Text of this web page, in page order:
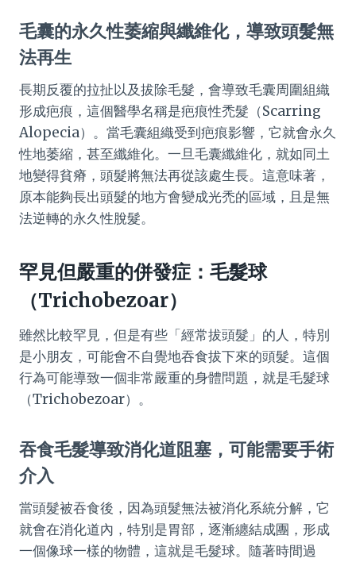
毛囊的永久性萎縮與纖維化，導致頭髮無
法再生
長期反覆的拉扯以及拔除毛髮，會導致毛囊周圍組織
形成疤痕，這個醫學名稱是疤痕性禿髮（Scarring
Alopecia）。當毛囊組織受到疤痕影響，它就會永久
性地萎縮，甚至纖維化。一旦毛囊纖維化，就如同土
地變得貧瘠，頭髮將無法再從該處生長。這意味著，
原本能夠長出頭髮的地方會變成光禿的區域，且是無
法逆轉的永久性脫髮。
罕見但嚴重的併發症：毛髮球
（Trichobezoar）
雖然比較罕見，但是有些「經常拔頭髮」的人，特別
是小朋友，可能會不自覺地吞食拔下來的頭髮。這個
行為可能導致一個非常嚴重的身體問題，就是毛髮球
（Trichobezoar）。
吞食毛髮導致消化道阻塞，可能需要手術
介入
當頭髮被吞食後，因為頭髮無法被消化系統分解，它
就會在消化道內，特別是胃部，逐漸纏結成團，形成
一個像球一樣的物體，這就是毛髮球。隨著時間過